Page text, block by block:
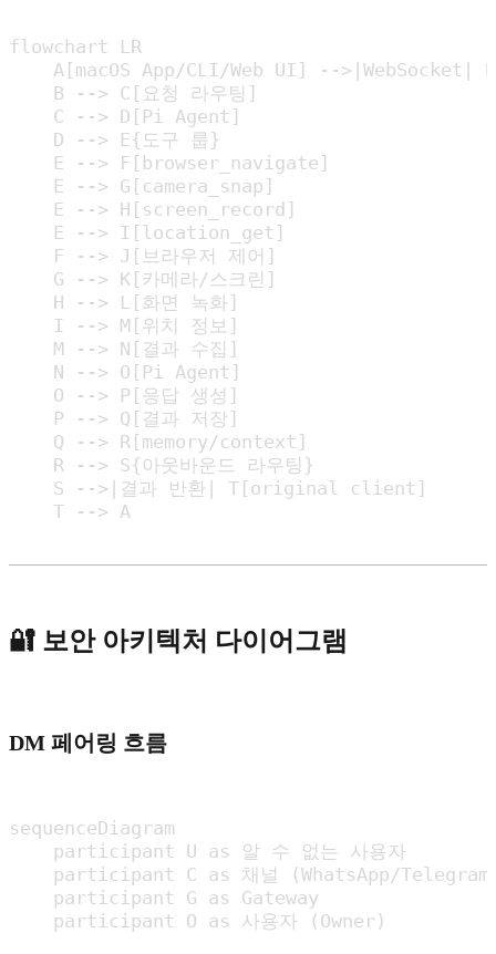
flowchart LR
A[macOS App/CLI/Web UI] -->|WebSocket|
    B --> C[요청 라우팅]
    C --> D[Pi Agent]
    D --> E{도구 룹}
    E --> F[browser_navigate]
    E --> G[camera_snap]
    E --> H[screen_record]
    E --> I[location_get]
    F --> J[브라우저 제어]
    G --> K[카메라/스크린]
    H --> L[화면 녹화]
    I --> M[위치 정보]
    M --> N[결과 수집]
    N --> O[Pi Agent]
    O --> P[응답 생성]
    P --> Q[결과 저장]
    Q --> R[memory/context]
    R --> S{아웃바운드 라우팅}
    S -->|결과 반환| T[original client]
    T --> A
🔐 보안 아키텍처 다이어그램
DM 페어링 흐름
sequenceDiagram
    participant U as 알 수 없는 사용자
participant C as 채널 (WhatsApp/
    participant G as Gateway
    participant O as 사용자 (Owner)